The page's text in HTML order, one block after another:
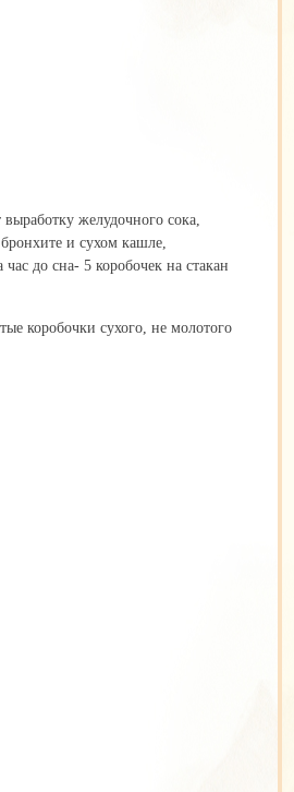
желудочного сока,
и сухом кашле,
до сна- 5 коробочек на стакан
коробочки сухого, не молотого